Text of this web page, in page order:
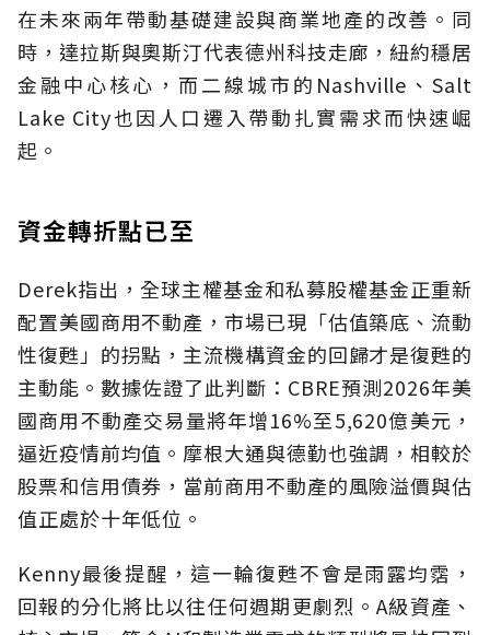
在未來兩年帶動基礎建設與商業地產的改善。同
時，達拉斯與奧斯汀代表德州科技走廊，紐約穩居
金融中心核心，而二線城市的Nashville、Salt
Lake City也因人口遷入帶動扎實需求而快速崛
起。
資金轉折點已至
Derek指出，全球主權基金和私募股權基金正重新
配置美國商用不動產，市場已現「估值築底、流動
性復甦」的拐點，主流機構資金的回歸才是復甦的
主動能。數據佐證了此判斷：CBRE預測2026年美
國商用不動產交易量將年增16%至5,620億美元，
逼近疫情前均值。摩根大通與德勤也強調，相較於
股票和信用債券，當前商用不動產的風險溢價與估
值正處於十年低位。
Kenny最後提醒，這一輪復甦不會是雨露均霑，
回報的分化將比以往任何週期更劇烈。A級資產、